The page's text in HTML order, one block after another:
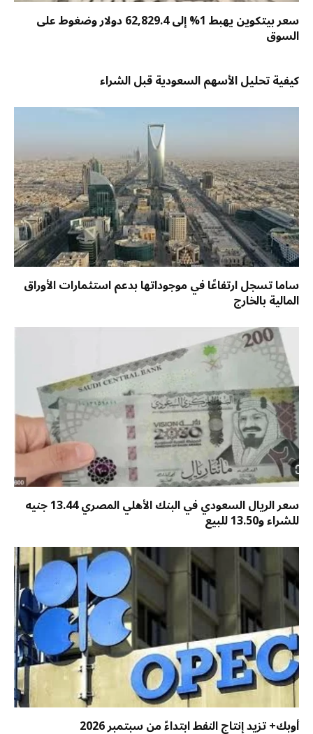
سعر بيتكوين يهبط 1% إلى 62,829.4 دولار وضغوط على
السوق
كيفية تحليل الأسهم السعودية قبل الشراء
ساما تسجل ارتفاعًا في موجوداتها بدعم استثمارات الأوراق
المالية بالخارج
سعر الريال السعودي في البنك الأهلي المصري 13.44 جنيه
للشراء و13.50 للبيع
أوبك+ تزيد إنتاج النفط ابتداءً من سبتمبر 2026